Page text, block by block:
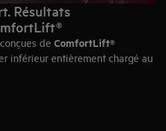
Résultats
de ComfortLift®
inférieur entièrement chargé au